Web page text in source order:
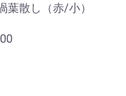
葉散し（赤/小）